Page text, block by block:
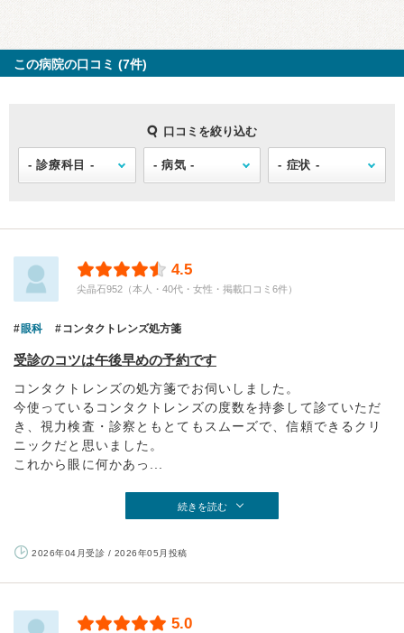
この病院の口コミ (7件)
口コミを絞り込む
4.5
尖晶石952（本人・40代・女性・掲載口コミ6件）
眼科 コンタクトレンズ処方箋
受診のコツは午後早めの予約です
コンタクトレンズの処方箋でお伺いしました。
今使っているコンタクトレンズの度数を持参して診ていただ
き、視力検査・診察ともとてもスムーズで、信頼できるクリ
ニックだと思いました。
これから眼に何かあっ...
続きを読む
2026年04月受診 / 2026年05月投稿
5.0